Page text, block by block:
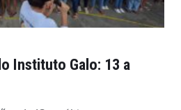
Instituto Galo: 13 a